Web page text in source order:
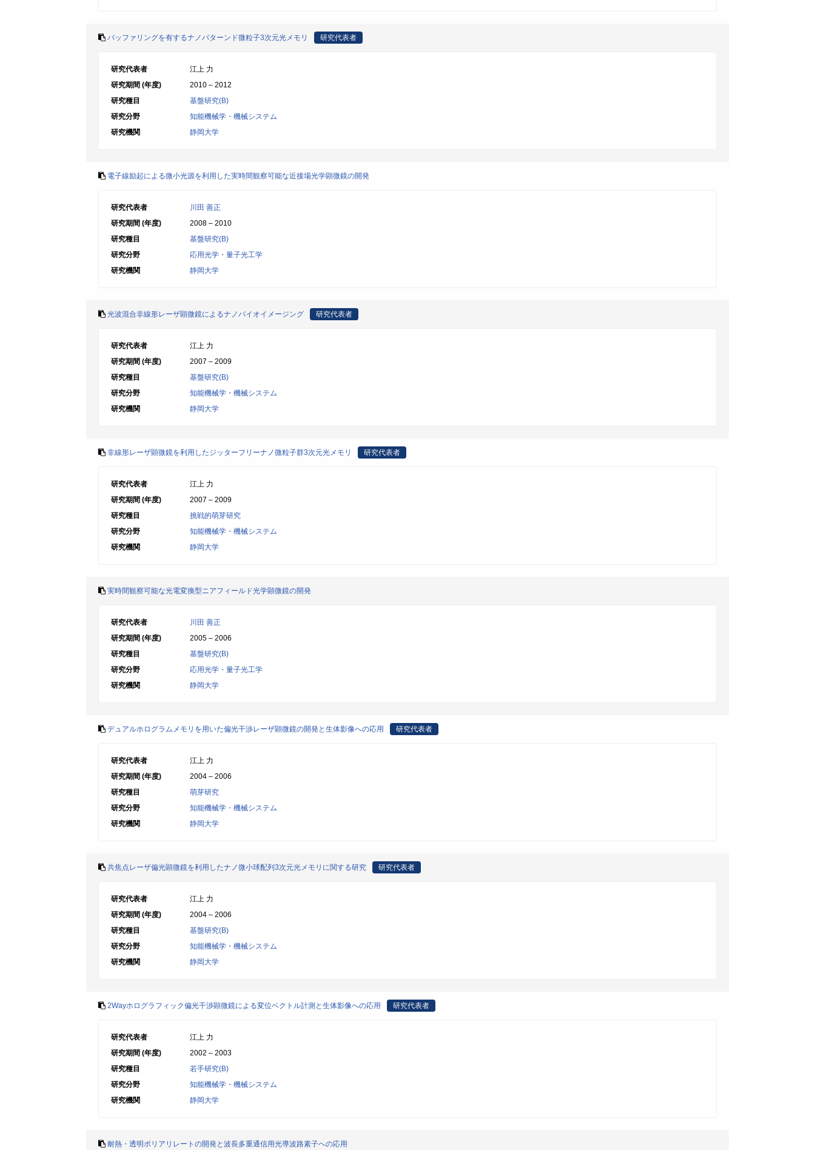
バッファリングを有するナノパターンド微粒子3次元光メモリ 研究代表者
研究代表者
江上 力
研究期間 (年度)
2010 – 2012
研究種目
基盤研究(B)
研究分野
知能機械学・機械システム
研究機関
静岡大学
電子線励起による微小光源を利用した実時間観察可能な近接場光学顕微鏡の開発
研究代表者
川田 善正
研究期間 (年度)
2008 – 2010
研究種目
基盤研究(B)
研究分野
応用光学・量子光工学
研究機関
静岡大学
光波混合非線形レーザ顕微鏡によるナノバイオイメージング 研究代表者
研究代表者
江上 力
研究期間 (年度)
2007 – 2009
研究種目
基盤研究(B)
研究分野
知能機械学・機械システム
研究機関
静岡大学
非線形レーザ顕微鏡を利用したジッターフリーナノ微粒子群3次元光メモリ 研究代表者
研究代表者
江上 力
研究期間 (年度)
2007 – 2009
研究種目
挑戦的萌芽研究
研究分野
知能機械学・機械システム
研究機関
静岡大学
実時間観察可能な光電変換型ニアフィールド光学顕微鏡の開発
研究代表者
川田 善正
研究期間 (年度)
2005 – 2006
研究種目
基盤研究(B)
研究分野
応用光学・量子光工学
研究機関
静岡大学
デュアルホログラムメモリを用いた偏光干渉レーザ顕微鏡の開発と生体影像への応用 研究代表者
研究代表者
江上 力
研究期間 (年度)
2004 – 2006
研究種目
萌芽研究
研究分野
知能機械学・機械システム
研究機関
静岡大学
共焦点レーザ偏光顕微鏡を利用したナノ微小球配列3次元光メモリに関する研究 研究代表者
研究代表者
江上 力
研究期間 (年度)
2004 – 2006
研究種目
基盤研究(B)
研究分野
知能機械学・機械システム
研究機関
静岡大学
2Wayホログラフィック偏光干渉顕微鏡による変位ベクトル計測と生体影像への応用 研究代表者
研究代表者
江上 力
研究期間 (年度)
2002 – 2003
研究種目
若手研究(B)
研究分野
知能機械学・機械システム
研究機関
静岡大学
耐熱・透明ポリアリレートの開発と波長多重通信用光導波路素子への応用